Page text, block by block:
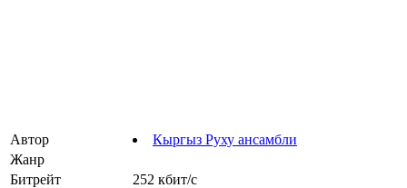
Автор
Кыргыз Руху ансамбли
Жанр
Битрейт
252 кбит/с